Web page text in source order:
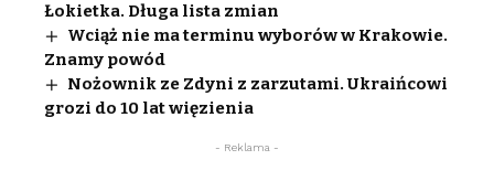
Łokietka. Długa lista zmian
Wciąż nie ma terminu wyborów w Krakowie.
Znamy powód
Nożownik ze Zdyni z zarzutami. Ukraińcowi
grozi do 10 lat więzienia
- Reklama -